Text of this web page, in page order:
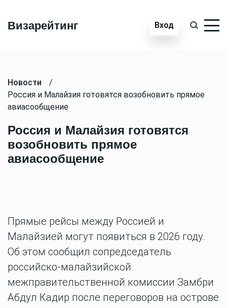
Визарейтинг Вход
Новости
/
Россия и Малайзия готовятся возобновить прямое
авиасообщение
Россия и Малайзия готовятся
возобновить прямое
авиасообщение
Прямые рейсы между Россией и
Малайзией могут появиться в 2026 году.
Об этом сообщил сопредседатель
российско-малайзийской
межправительственной комиссии Замбри
Абдул Кадир после переговоров на острове